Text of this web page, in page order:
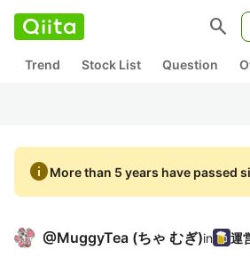
search
Trend Stock List Question
infoMore than 5 years have passed
@MuggyTea (ちゃ むぎ)in